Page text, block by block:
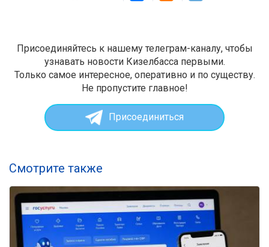
Присоединяйтесь к нашему телеграм-каналу, чтобы
узнавать новости Кизелбасса первыми.
Только самое интересное, оперативно и по существу.
Не пропустите главное!
Присоединиться
Смотрите также